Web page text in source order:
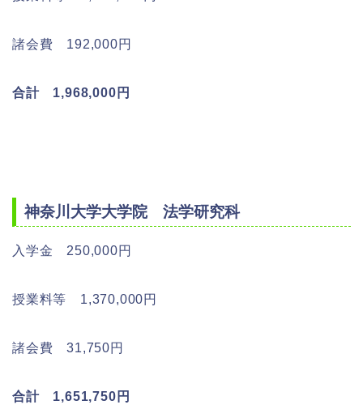
諸会費 192,000円
合計 1,968,000円
神奈川大学大学院 法学研究科
入学金 250,000円
授業料等 1,370,000円
諸会費 31,750円
合計 1,651,750円